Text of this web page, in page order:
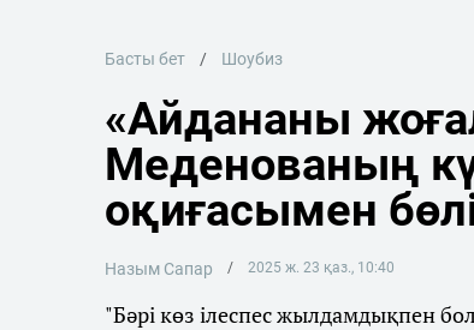
Басты бет Шоубиз
«Айдананы
Меденованың
оқиғасымен
Назым Сапар 2025 ж. 23 қаз., 10:40
"Бәрі көз ілеспес жылдамдықпен